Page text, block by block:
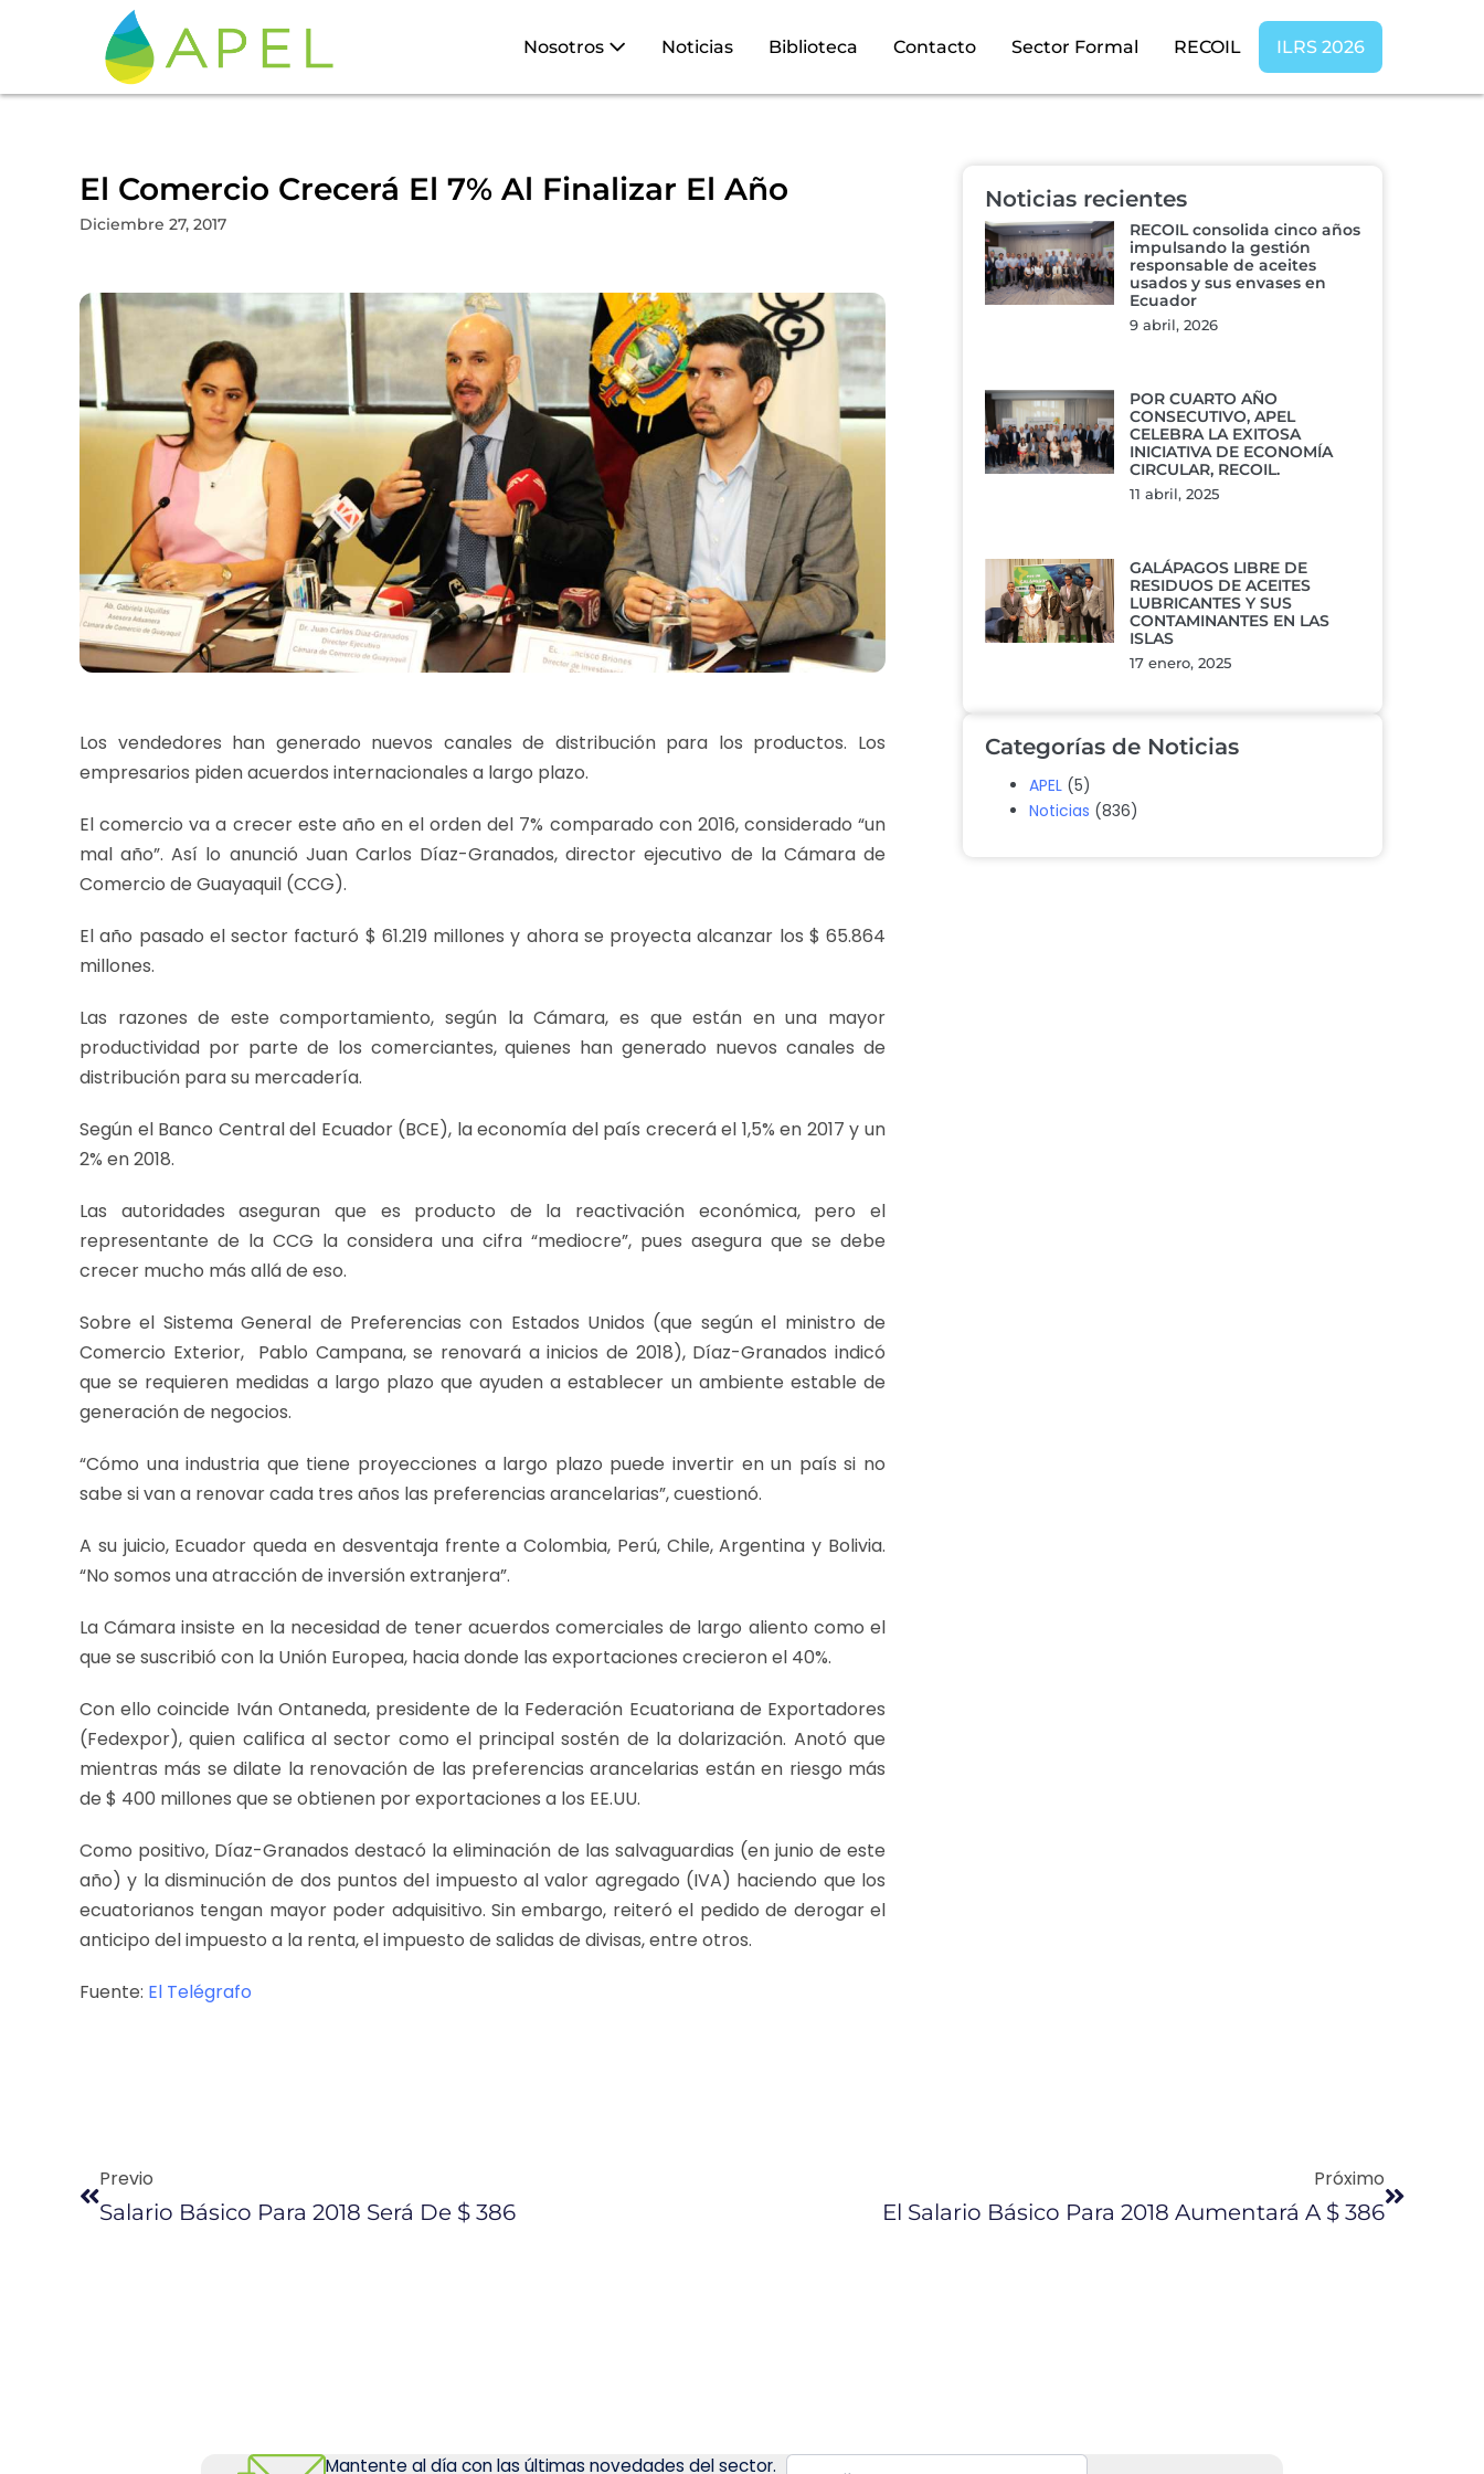
Nosotros Noticias Biblioteca Contacto Sector Formal RECOIL ILRS 2026
El Comercio Crecerá El 7% Al Finalizar El Año
Diciembre 27, 2017
Los vendedores han generado nuevos canales de distribución para los productos. Los
empresarios piden acuerdos internacionales a largo plazo.
El comercio va a crecer este año en el orden del 7% comparado con 2016, considerado “un
mal año”. Así lo anunció Juan Carlos Díaz-Granados, director ejecutivo de la Cámara de
Comercio de Guayaquil (CCG).
El año pasado el sector facturó $ 61.219 millones y ahora se proyecta alcanzar los $ 65.864
millones.
Las razones de este comportamiento, según la Cámara, es que están en una mayor
productividad por parte de los comerciantes, quienes han generado nuevos canales de
distribución para su mercadería.
Según el Banco Central del Ecuador (BCE), la economía del país crecerá el 1,5% en 2017 y un
2% en 2018.
Las autoridades aseguran que es producto de la reactivación económica, pero el
representante de la CCG la considera una cifra “mediocre”, pues asegura que se debe
crecer mucho más allá de eso.
Sobre el Sistema General de Preferencias con Estados Unidos (que según el ministro de
Comercio Exterior, Pablo Campana, se renovará a inicios de 2018), Díaz-Granados indicó
que se requieren medidas a largo plazo que ayuden a establecer un ambiente estable de
generación de negocios.
“Cómo una industria que tiene proyecciones a largo plazo puede invertir en un país si no
sabe si van a renovar cada tres años las preferencias arancelarias”, cuestionó.
A su juicio, Ecuador queda en desventaja frente a Colombia, Perú, Chile, Argentina y Bolivia.
“No somos una atracción de inversión extranjera”.
La Cámara insiste en la necesidad de tener acuerdos comerciales de largo aliento como el
que se suscribió con la Unión Europea, hacia donde las exportaciones crecieron el 40%.
Con ello coincide Iván Ontaneda, presidente de la Federación Ecuatoriana de Exportadores
(Fedexpor), quien califica al sector como el principal sostén de la dolarización. Anotó que
mientras más se dilate la renovación de las preferencias arancelarias están en riesgo más
de $ 400 millones que se obtienen por exportaciones a los EE.UU.
Como positivo, Díaz-Granados destacó la eliminación de las salvaguardias (en junio de este
año) y la disminución de dos puntos del impuesto al valor agregado (IVA) haciendo que los
ecuatorianos tengan mayor poder adquisitivo. Sin embargo, reiteró el pedido de derogar el
anticipo del impuesto a la renta, el impuesto de salidas de divisas, entre otros.
Fuente: El Telégrafo
Noticias recientes
RECOIL consolida cinco años
impulsando la gestión
responsable de aceites
usados y sus envases en
Ecuador
9 abril, 2026
POR CUARTO AÑO
CONSECUTIVO, APEL
CELEBRA LA EXITOSA
INICIATIVA DE ECONOMÍA
CIRCULAR, RECOIL.
11 abril, 2025
GALÁPAGOS LIBRE DE
RESIDUOS DE ACEITES
LUBRICANTES Y SUS
CONTAMINANTES EN LAS
ISLAS
17 enero, 2025
Categorías de Noticias
APEL (5)
Noticias (836)
Previo
Salario Básico Para 2018 Será De $ 386
Próximo
El Salario Básico Para 2018 Aumentará A $ 386
Mantente al día con las últimas novedades del sector.